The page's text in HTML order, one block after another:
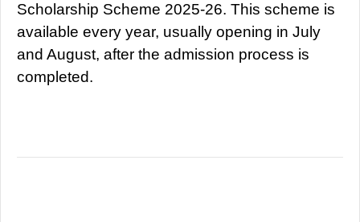
Scholarship Scheme 2025-26. This scheme is
available every year, usually opening in July
and August, after the admission process is
completed.